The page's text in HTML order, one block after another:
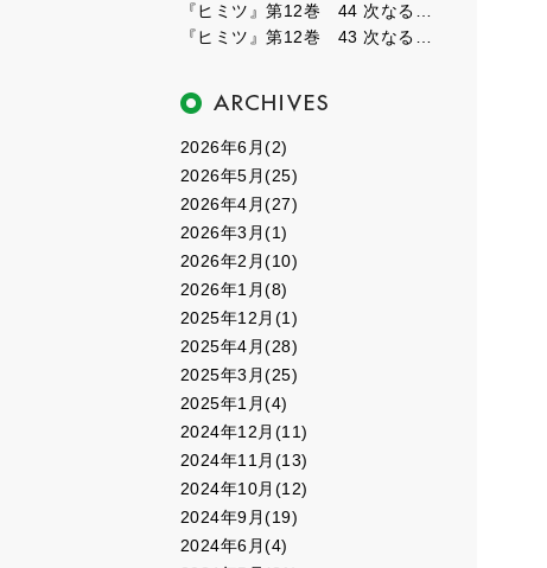
2026年6月(2)
2026年5月(25)
2026年4月(27)
2026年3月(1)
2026年2月(10)
2026年1月(8)
2025年12月(1)
2025年4月(28)
2025年3月(25)
2025年1月(4)
2024年12月(11)
2024年11月(13)
2024年10月(12)
2024年9月(19)
2024年6月(4)